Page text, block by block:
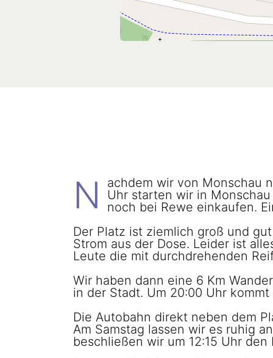
N
achdem wir von Monschau
Uhr starten wir in
noch bei Rewe einkaufen.
Der Platz ist ziemlich groß und
Strom aus der Dose. Leider ist
Leute die mit durchdrehenden
Wir haben dann eine 6 Km
in der Stadt. Um 20:00 Uhr
Die Autobahn direkt neben dem
Am Samstag lassen wir es ruhig
beschließen wir um 12:15 Uhr